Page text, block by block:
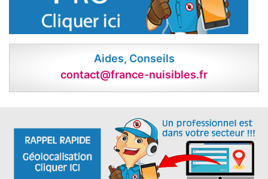
Aides, Conseils
contact@france-nuisibles.fr